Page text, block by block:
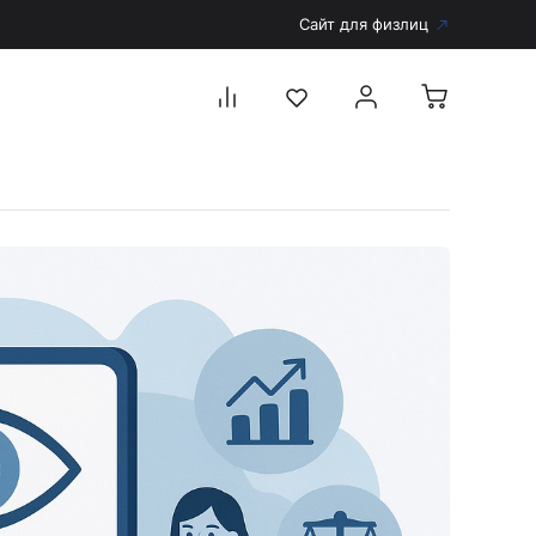
Сайт для физлиц
Аксессуары для дерматоскопов
Дерматоскопы
Диагностика
Запасные части и комплектующие
Аккумуляторы и зарядные устройства
Рукоятки для диагностических приборов